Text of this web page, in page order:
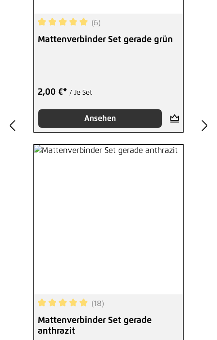
Durchschnittliche Bewertung von 5 von 5
(6)
Mattenverbinder Set gerade grün
2,00 €* / Je Set
Ansehen
Durchschnittliche Bewertung von 4.89 von 5
(18)
Mattenverbinder Set gerade
anthrazit